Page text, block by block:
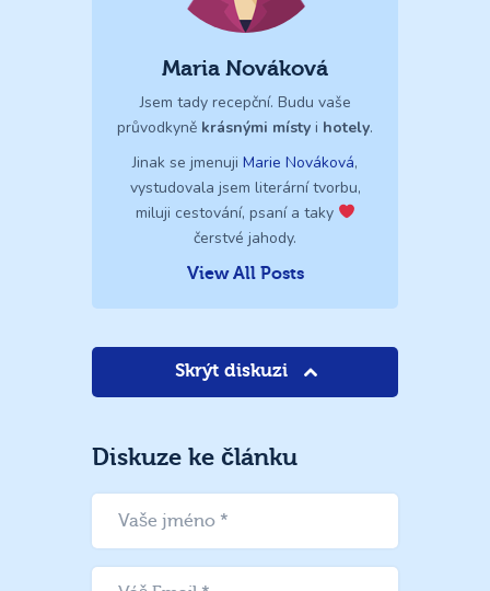
Maria Nováková
Jsem tady recepční. Budu vaše
průvodkyně krásnými místy i hotely.
Jinak se jmenuji Marie Nováková,
vystudovala jsem literární tvorbu,
miluji cestování, psaní a taky
čerstvé jahody.
View All Posts
Skrýt diskuzi
Diskuze ke článku